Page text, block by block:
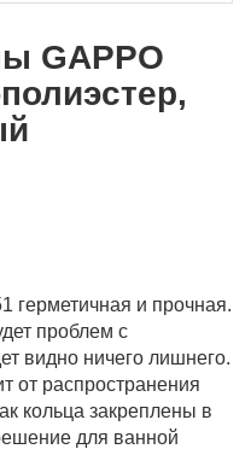
GAPPO
герметичная и прочная.
проблем с
видно ничего лишнего.
от распространения
кольца закреплены в
для ванной